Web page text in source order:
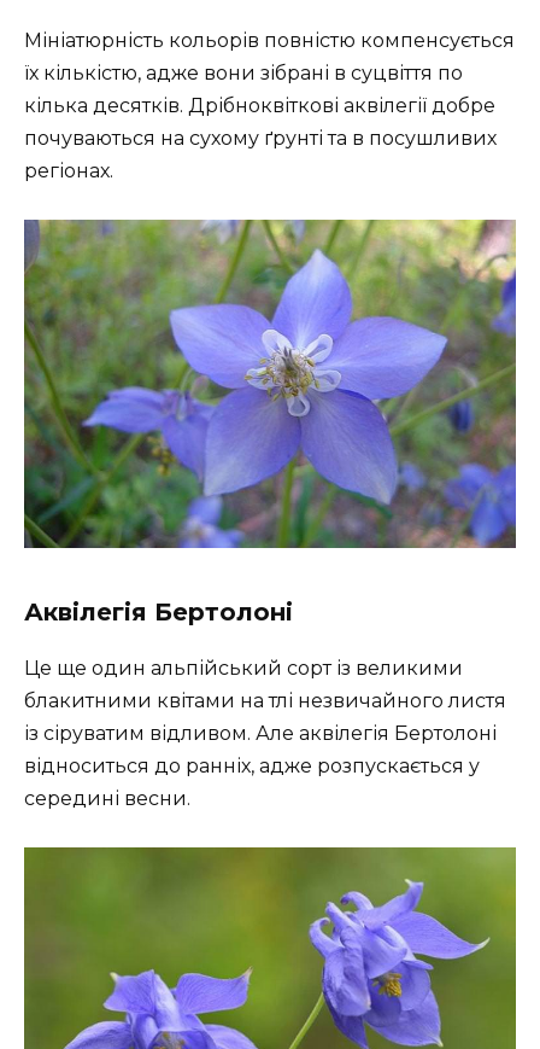
Мініатюрність кольорів повністю компенсується
їх кількістю, адже вони зібрані в суцвіття по
кілька десятків. Дрібноквіткові аквілегії добре
почуваються на сухому ґрунті та в посушливих
регіонах.
Аквілегія Бертолоні
Це ще один альпійський сорт із великими
блакитними квітами на тлі незвичайного листя
із сіруватим відливом. Але аквілегія Бертолоні
відноситься до ранніх, адже розпускається у
середині весни.